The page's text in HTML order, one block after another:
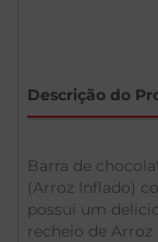
Descrição do
Barra de
(Arroz Inflado)
possui um
recheio de